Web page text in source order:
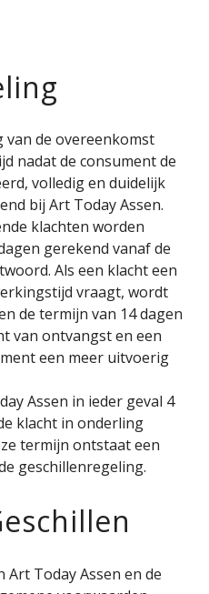
van de overeenkomst
nadat de consument de
volledig en duidelijk
bij Art Today Assen.
klachten worden
gerekend vanaf de
Als een klacht een
vraagt, wordt
de termijn van 14 dagen
van ontvangst en een
een meer uitvoerig
Assen in ieder geval 4
klacht in onderling
termijn ontstaat een
geschillenregeling.
Today Assen en de